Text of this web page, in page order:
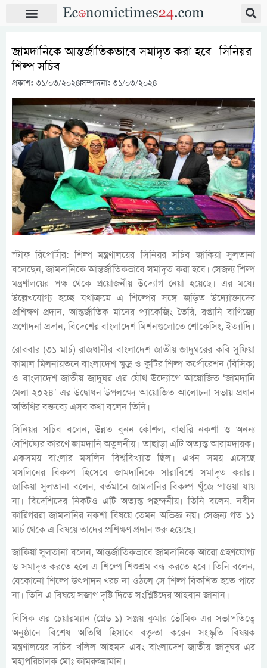
জামদানিকে আন্তর্জাতিকভাবে সমাদৃত করা হবে- সিনিয়র
শিল্প সচিব
প্রকাশঃ ৩১/০৩/২০২৪সম্পাদনাঃ ৩১/০৩/২০২৪
স্টাফ রিপোর্টার: শিল্প মন্ত্রণালয়ের সিনিয়র সচিব জাকিয়া সুলতানা
বলেছেন, জামদানিকে আন্তর্জাতিকভাবে সমাদৃত করা হবে। সেজন্য শিল্প
মন্ত্রণালয়ের পক্ষ থেকে প্রয়োজনীয় উদ্যোগ নেয়া হয়েছে। এর মধ্যে
উল্লেখযোগ্য হচ্ছে যথাক্রমে এ শিল্পের সঙ্গে জড়িত উদ্যোক্তাদের
প্রশিক্ষণ প্রদান, আন্তর্জাতিক মানের প্যাকেজিং তৈরি, রপ্তানি বাণিজ্যে
প্রণোদনা প্রদান, বিদেশের বাংলাদেশ মিশনগুলোতে শোকেসিং, ইত্যাদি।
রোববার (৩১ মার্চ) রাজধানীর বাংলাদেশ জাতীয় জাদুঘরের কবি সুফিয়া
কামাল মিলনায়তনে বাংলাদেশ ক্ষুদ্র ও কুটির শিল্প কর্পোরেশন (বিসিক)
ও বাংলাদেশ জাতীয় জাদুঘর এর যৌথ উদ্যোগে আয়োজিত ‘জামদানি
মেলা-২০২৪’ এর উদ্বোধন উপলক্ষ্যে আয়োজিত আলোচনা সভায় প্রধান
অতিথির বক্তব্যে এসব কথা বলেন তিনি।
সিনিয়র সচিব বলেন, উন্নত বুনন কৌশল, বাহারি নকশা ও অনন্য
বৈশিষ্ট্যের কারণে জামদানি অতুলনীয়। তাছাড়া এটি অত্যন্ত আরামদায়ক।
একসময় বাংলার মসলিন বিশ্ববিখ্যাত ছিল। এখন সময় এসেছে
মসলিনের বিকল্প হিসেবে জামদানিকে সারাবিশ্বে সমাদৃত করার।
জাকিয়া সুলতানা বলেন, বর্তমানে জামদানির বিকল্প খুঁজে পাওয়া যায়
না। বিদেশিদের নিকটও এটি অত্যন্ত পছন্দনীয়। তিনি বলেন, নবীন
কারিগররা জামদানির নকশা বিষয়ে তেমন অভিজ্ঞ নয়। সেজন্য গত ১১
মার্চ থেকে এ বিষয়ে তাদের প্রশিক্ষণ প্রদান শুরু হয়েছে।
জাকিয়া সুলতানা বলেন, আন্তর্জাতিকভাবে জামদানিকে আরো গ্রহণযোগ্য
ও সমাদৃত করতে হলে এ শিল্পে শিশুশ্রম বন্ধ করতে হবে। তিনি বলেন,
যেকোনো শিল্পে উৎপাদন খরচ না ওঠলে সে শিল্প বিকশিত হতে পারে
না। তিনি এ বিষয়ে সজাগ দৃষ্টি দিতে সংশ্লিষ্টদের আহবান জানান।
বিসিক এর চেয়ারম্যান (গ্রেড-১) সঞ্জয় কুমার ভৌমিক এর সভাপতিত্বে
অনুষ্ঠানে বিশেষ অতিথি হিসাবে বক্তৃতা করেন সংস্কৃতি বিষয়ক
মন্ত্রণালয়ের সচিব খলিল আহমদ এবং বাংলাদেশ জাতীয় জাদুঘর এর
মহাপরিচালক মোঃ কামরুজ্জামান।